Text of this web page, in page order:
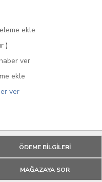
ekle
)
ver
ekle
ver
ÖDEME BİLGİLERİ
MAĞAZAYA SOR